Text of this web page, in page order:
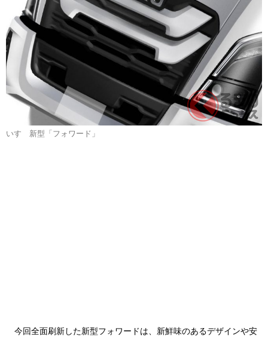
いすゞ新型「フォワード」
今回全面刷新した新型フォワードは、新鮮味のあるデザインや安